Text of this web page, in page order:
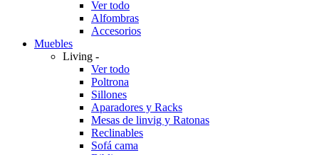
Ver todo
Alfombras
Accesorios
Muebles
Living -
Ver todo
Poltrona
Sillones
Aparadores y Racks
Mesas de linvig y Ratonas
Reclinables
Sofá cama